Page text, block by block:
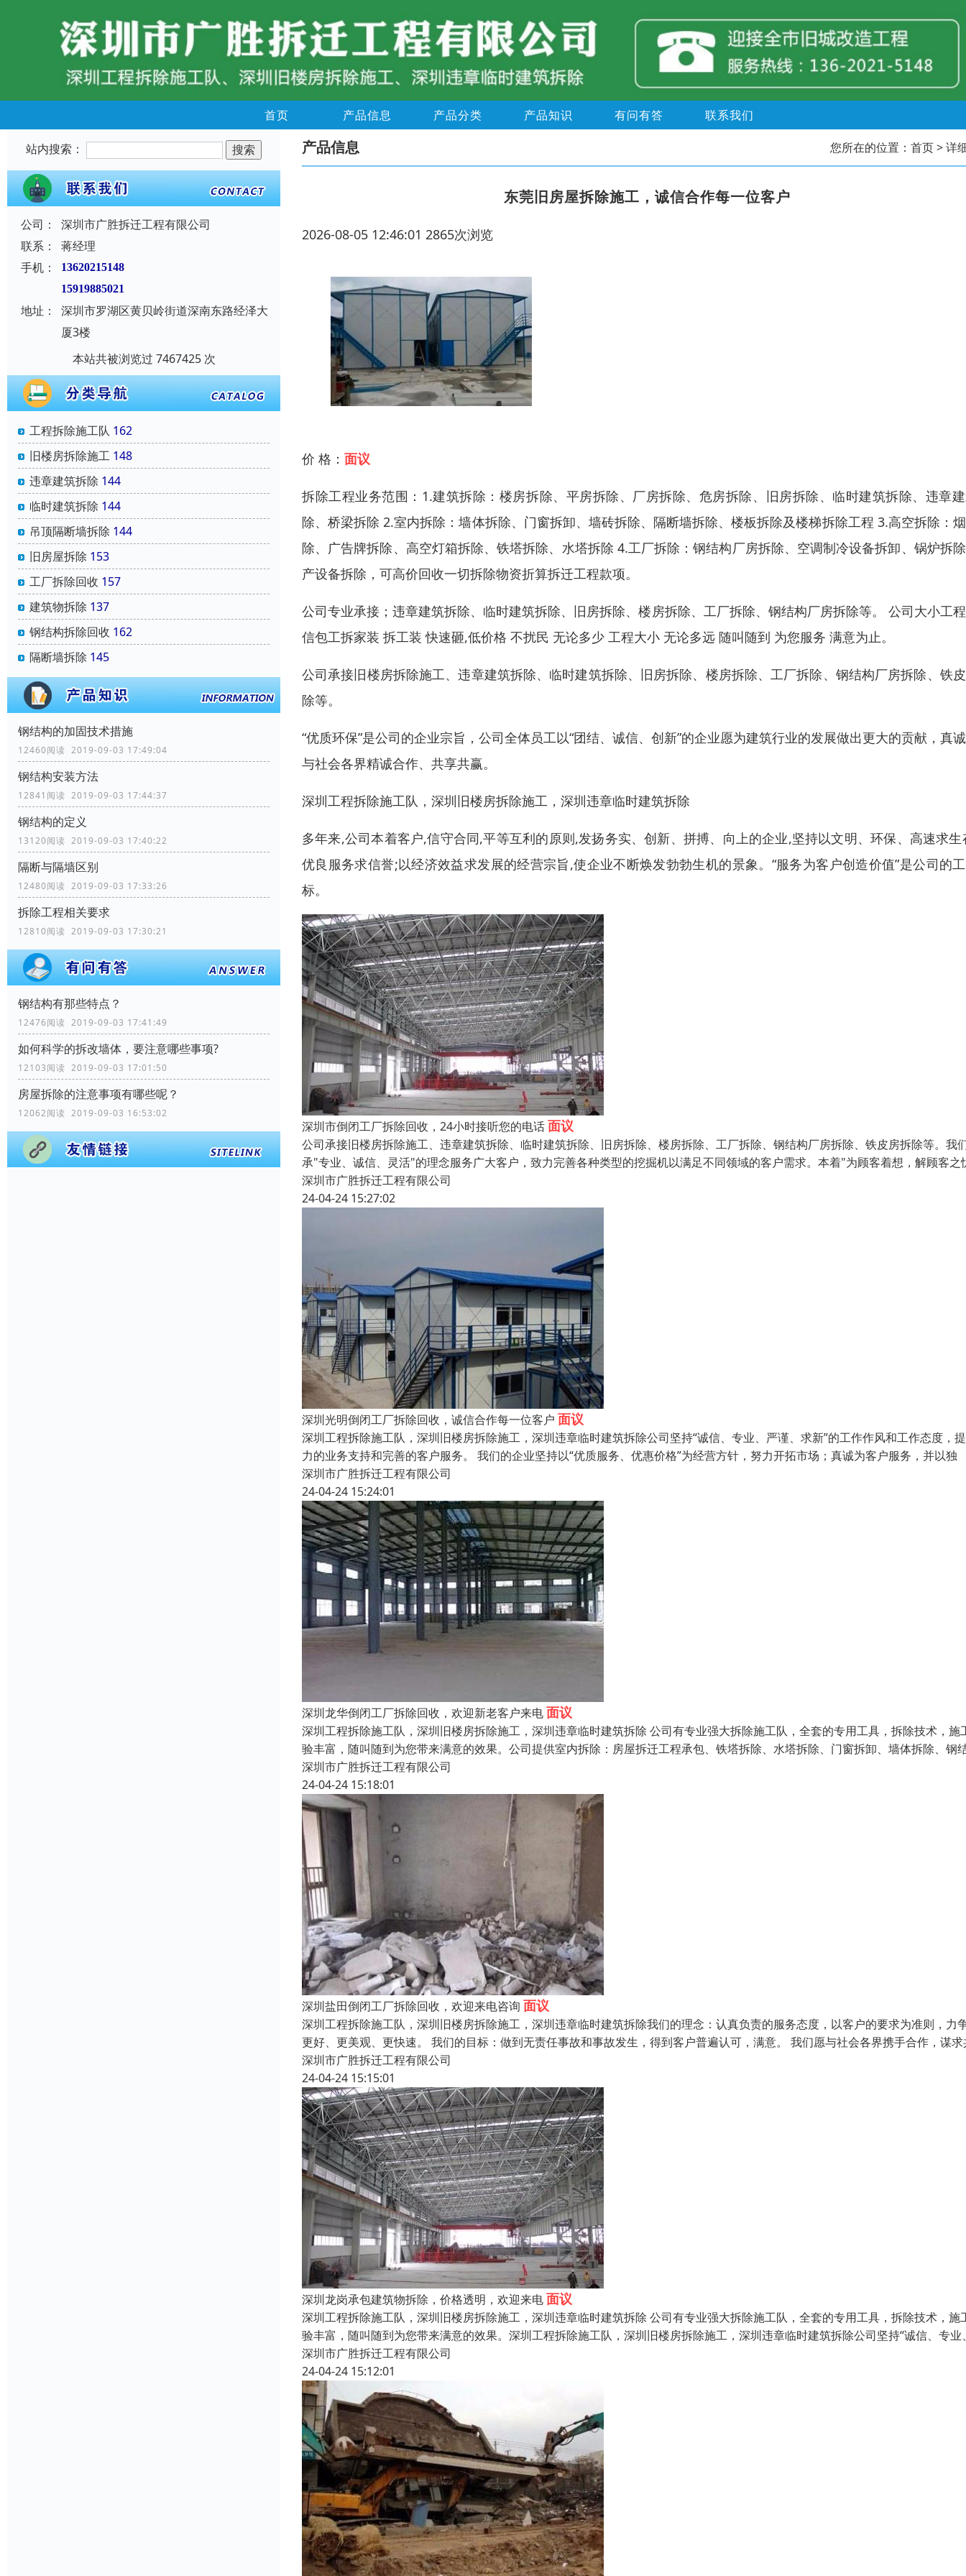
首页 产品信息 产品分类 产品知识 有问有答 联系我们
站内搜索：
公司：
深圳市广胜拆迁工程有限公司
联系：
蒋经理
手机：
13620215148
15919885021
地址：
深圳市罗湖区黄贝岭街道深南东路经泽大
厦3楼
本站共被浏览过 7467425 次
工程拆除施工队 162
旧楼房拆除施工 148
违章建筑拆除 144
临时建筑拆除 144
吊顶隔断墙拆除 144
旧房屋拆除 153
工厂拆除回收 157
建筑物拆除 137
钢结构拆除回收 162
隔断墙拆除 145
钢结构的加固技术措施
12460阅读 2019-09-03 17:49:04
钢结构安装方法
12841阅读 2019-09-03 17:44:37
钢结构的定义
13120阅读 2019-09-03 17:40:22
隔断与隔墙区别
12480阅读 2019-09-03 17:33:26
拆除工程相关要求
12810阅读 2019-09-03 17:30:21
钢结构有那些特点？
12476阅读 2019-09-03 17:41:49
如何科学的拆改墙体，要注意哪些事项?
12103阅读 2019-09-03 17:01:50
房屋拆除的注意事项有哪些呢？
12062阅读 2019-09-03 16:53:02
产品信息 您所在的位置： 首页> 详
东莞旧房屋拆除施工，诚信合作每一位客户
2026-08-05 12:46:01 2865次浏览
价 格： 面议
拆除工程业务范围：1.建筑拆除：楼房拆除、平房拆除、厂房拆除、危房拆除、旧房拆除、临时建筑拆除、违章
除、桥梁拆除 2.室内拆除：墙体拆除、门窗拆卸、墙砖拆除、隔断墙拆除、楼板拆除及楼梯拆除工程 3.高空拆除：
除、广告牌拆除、高空灯箱拆除、铁塔拆除、水塔拆除 4.工厂拆除：钢结构厂房拆除、空调制冷设备拆卸、锅炉拆
产设备拆除，可高价回收一切拆除物资折算拆迁工程款项。
公司专业承接；违章建筑拆除、临时建筑拆除、旧房拆除、楼房拆除、工厂拆除、钢结构厂房拆除等。 公司大小工
信包工拆家装 拆工装 快速砸,低价格 不扰民 无论多少 工程大小 无论多远 随叫随到 为您服务 满意为止。
公司承接旧楼房拆除施工、违章建筑拆除、临时建筑拆除、旧房拆除、楼房拆除、工厂拆除、钢结构厂房拆除、铁
除等。
“优质环保”是公司的企业宗旨，公司全体员工以“团结、诚信、创新”的企业愿为建筑行业的发展做出更大的贡献，真
与社会各界精诚合作、共享共赢。
深圳工程拆除施工队，深圳旧楼房拆除施工，深圳违章临时建筑拆除
多年来,公司本着客户,信守合同,平等互利的原则,发扬务实、创新、拼搏、向上的企业,坚持以文明、环保、高速求生
优良服务求信誉;以经济效益求发展的经营宗旨,使企业不断焕发勃勃生机的景象。“服务为客户创造价值”是公司的
标。
深圳市倒闭工厂拆除回收，24小时接听您的电话面议
公司承接旧楼房拆除施工、违章建筑拆除、临时建筑拆除、旧房拆除、楼房拆除、工厂拆除、钢结构厂房拆除、铁皮房拆除等。我
承"专业、诚信、灵活"的理念服务广大客户，致力完善各种类型的挖掘机以满足不同领域的客户需求。本着"为顾客着想，解顾客之
深圳市广胜拆迁工程有限公司
24-04-24 15:27:02
深圳光明倒闭工厂拆除回收，诚信合作每一位客户 面议
深圳工程拆除施工队，深圳旧楼房拆除施工，深圳违章临时建筑拆除公司坚持“诚信、专业、严谨、求新”的工作作风和工作态度，
力的业务支持和完善的客户服务。 我们的企业坚持以“优质服务、优惠价格”为经营方针，努力开拓市场；真诚为客户服务，并以独
深圳市广胜拆迁工程有限公司
24-04-24 15:24:01
深圳龙华倒闭工厂拆除回收，欢迎新老客户来电面议
深圳工程拆除施工队，深圳旧楼房拆除施工，深圳违章临时建筑拆除 公司有专业强大拆除施工队，全套的专用工具，拆除技术，施
验丰富，随叫随到为您带来满意的效果。公司提供室内拆除：房屋拆迁工程承包、铁塔拆除、水塔拆除、门窗拆卸、墙体拆除、钢
深圳市广胜拆迁工程有限公司
24-04-24 15:18:01
深圳盐田倒闭工厂拆除回收，欢迎来电咨询 面议
深圳工程拆除施工队，深圳旧楼房拆除施工，深圳违章临时建筑拆除我们的理念：认真负责的服务态度，以客户的要求为准则，力
更好、更美观、更快速。 我们的目标：做到无责任事故和事故发生，得到客户普遍认可，满意。 我们愿与社会各界携手合作，谋求
深圳市广胜拆迁工程有限公司
24-04-24 15:15:01
深圳龙岗承包建筑物拆除，价格透明，欢迎来电面议
深圳工程拆除施工队，深圳旧楼房拆除施工，深圳违章临时建筑拆除 公司有专业强大拆除施工队，全套的专用工具，拆除技术，施
验丰富，随叫随到为您带来满意的效果。深圳工程拆除施工队，深圳旧楼房拆除施工，深圳违章临时建筑拆除公司坚持“诚信、专业
深圳市广胜拆迁工程有限公司
24-04-24 15:12:01